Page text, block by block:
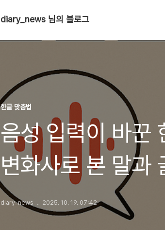
diary_news 님의 블로그
한글 맞춤법
음성 입력이 바꾼
변화사로 본 말과
diary_news 2025. 10. 19. 07:42